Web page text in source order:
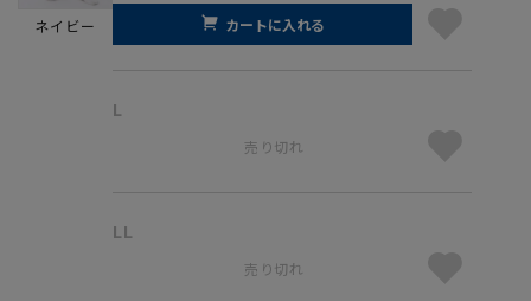
ネイビー カートに入れる
L
売り切れ
LL
売り切れ